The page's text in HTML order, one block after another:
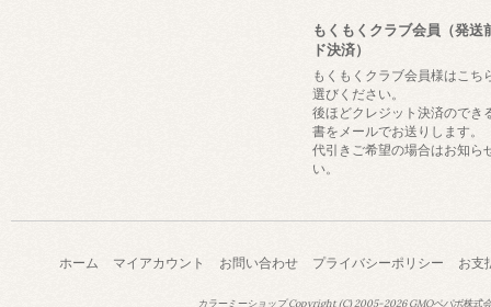
もくもくクラブ会員（発送
ド決済）
もくもくクラブ会員様はこち
選びください。
後ほどクレジット決済のでき
書をメールでお送りします。
代引きご希望の場合はお知ら
い。
ホーム マイアカウント お問い合わせ プライバシーポリシー お支
カラーミーショップCopyright (C) 2005-2026GMOペパボ株式